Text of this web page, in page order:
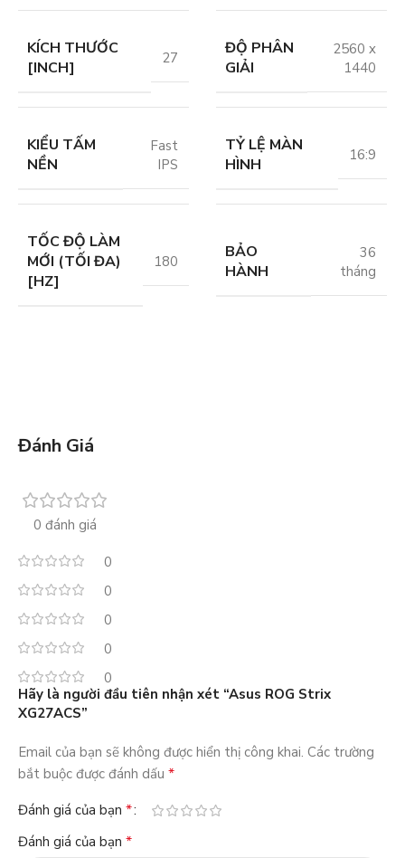
KÍCH THƯỚC
[INCH]
27
ĐỘ PHÂN
GIẢI
2560 x
1440
KIỂU TẤM
NỀN
Fast
IPS
TỶ LỆ MÀN
HÌNH
16:9
TỐC ĐỘ LÀM
MỚI (TỐI ĐA)
[HZ]
180
BẢO
HÀNH
36
tháng
Đánh Giá
0 đánh giá
0
0
0
0
0
Hãy là người đầu tiên nhận xét “Asus ROG Strix
XG27ACS”
Email của bạn sẽ không được hiển thị công khai. Các trường
bắt buộc được đánh dấu *
Đánh giá của bạn *
Đánh giá của bạn *